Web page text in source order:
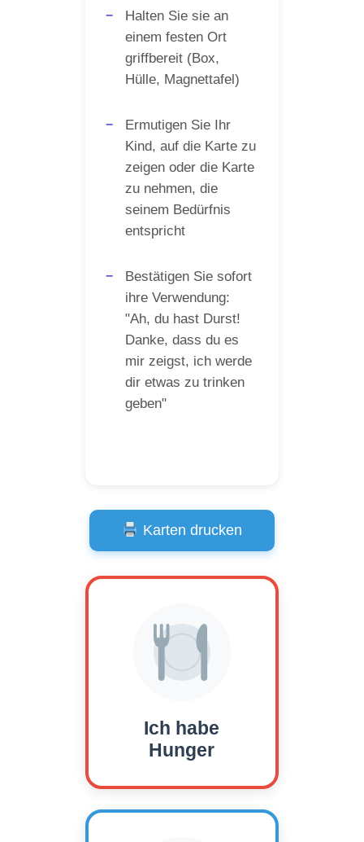
Halten Sie sie an
einem festen Ort
griffbereit (Box,
Hülle, Magnettafel)
Ermutigen Sie Ihr
Kind, auf die Karte zu
zeigen oder die Karte
zu nehmen, die
seinem Bedürfnis
entspricht
Bestätigen Sie sofort
ihre Verwendung:
"Ah, du hast Durst!
Danke, dass du es
mir zeigst, ich werde
dir etwas zu trinken
geben"
Karten drucken
Ich habe
Hunger